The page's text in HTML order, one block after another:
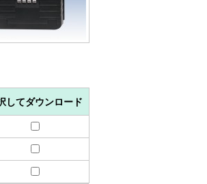
してダウンロード